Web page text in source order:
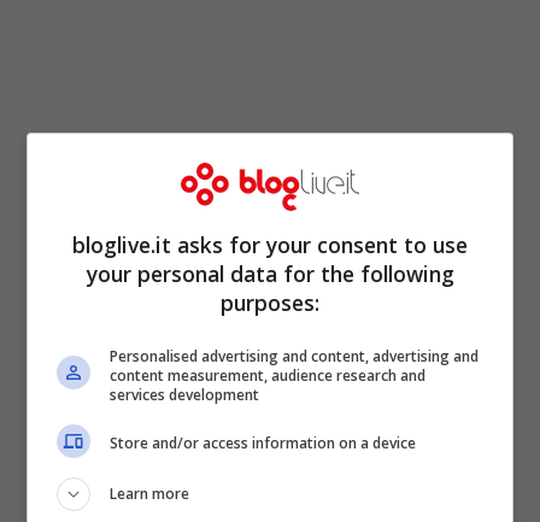
Un’iniziativa nata anche per ammortizzare
i tempi lunghi di attesa e soprattutto
rivolta a coloro che si trovano a
combattere la pandemia, rinchiusi tra le
bloglive.it asks for your consent to use
your personal data for the following
purposes:
Personalised advertising and content, advertising and
content measurement, audience research and
services development
Store and/or access information on a device
Learn more